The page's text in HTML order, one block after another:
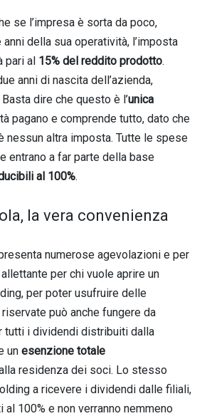
se l’impresa è sorta da poco,
della sua operatività, l’imposta
pari al 15% del reddito prodotto.
anni di nascita dell’azienda,
Basta dire che questo è l’unica
pagano e comprende tutto, dato che
nessun altra imposta. Tutte le spese
entrano a far parte della base
al 100%.
la vera convenienza
numerose agevolazioni e per
per chi vuole aprire un
per poter usufruire delle
può anche fungere da
tutti i dividendi distribuiti dalla
un esenzione totale
residenza dei soci. Lo stesso
a ricevere i dividendi dalle filiali,
100% e non verranno nemmeno